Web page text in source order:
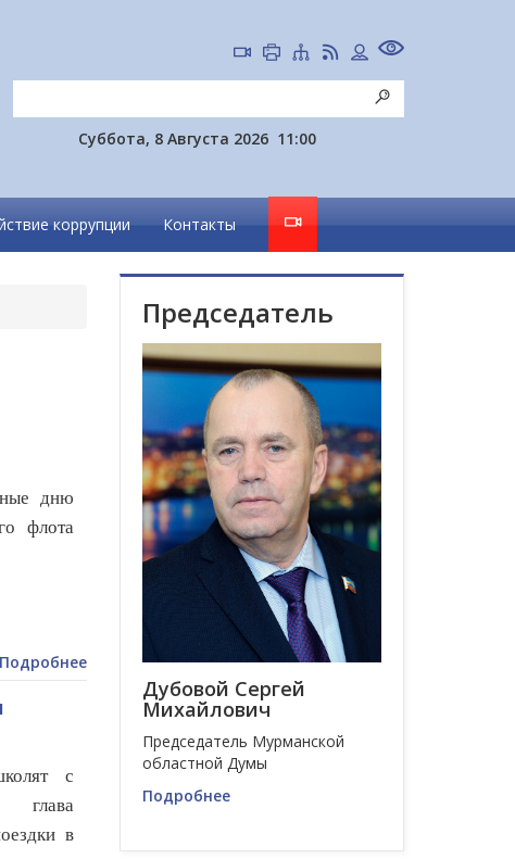
Суббота, 8 Августа 2026 11:00
коррупции Контакты
дню
флота
Подробнее
с
глава
в
Председатель
Дубовой Сергей
Михайлович
Председатель Мурманской
областной Думы
Подробнее